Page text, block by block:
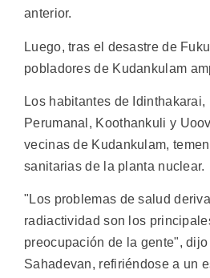
anterior.
Luego, tras el desastre de
pobladores de Kudankulam
Los habitantes de Idinthakarai,
Perumanal, Koothankuli y
vecinas de Kudankulam,
sanitarias de la planta nuclear.
"Los problemas de salud
radiactividad son los
preocupación de la gente",
Sahadevan, refiriéndose a un